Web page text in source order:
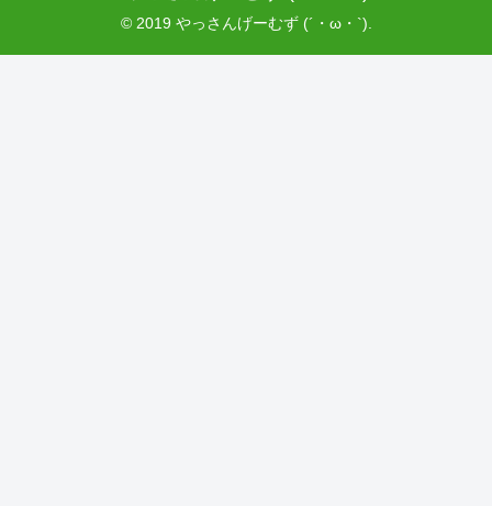
© 2019 やっさんげーむず (´・ω・`).